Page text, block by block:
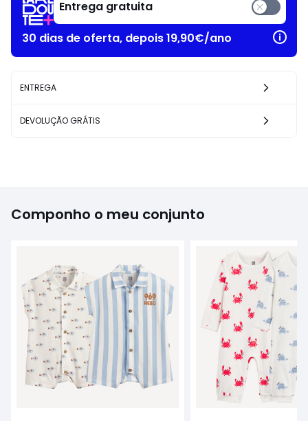
Entrega gratuita
30 dias de oferta, depois 19,90€/ano
ENTREGA
DEVOLUÇÃO GRÁTIS
Componho o meu conjunto